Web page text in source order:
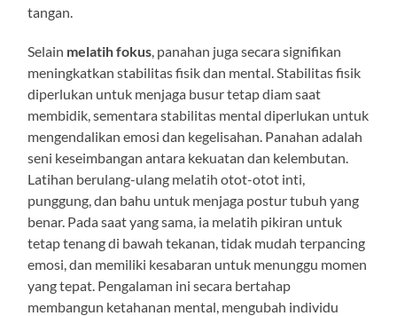
tangan.
Selain melatih fokus , panahan juga secara signifikan
meningkatkan stabilitas fisik dan mental. Stabilitas fisik
diperlukan untuk menjaga busur tetap diam saat
membidik, sementara stabilitas mental diperlukan untuk
mengendalikan emosi dan kegelisahan. Panahan adalah
seni keseimbangan antara kekuatan dan kelembutan.
Latihan berulang-ulang melatih otot-otot inti,
punggung, dan bahu untuk menjaga postur tubuh yang
benar. Pada saat yang sama, ia melatih pikiran untuk
tetap tenang di bawah tekanan, tidak mudah terpancing
emosi, dan memiliki kesabaran untuk menunggu momen
yang tepat. Pengalaman ini secara bertahap
membangun ketahanan mental, mengubah individu